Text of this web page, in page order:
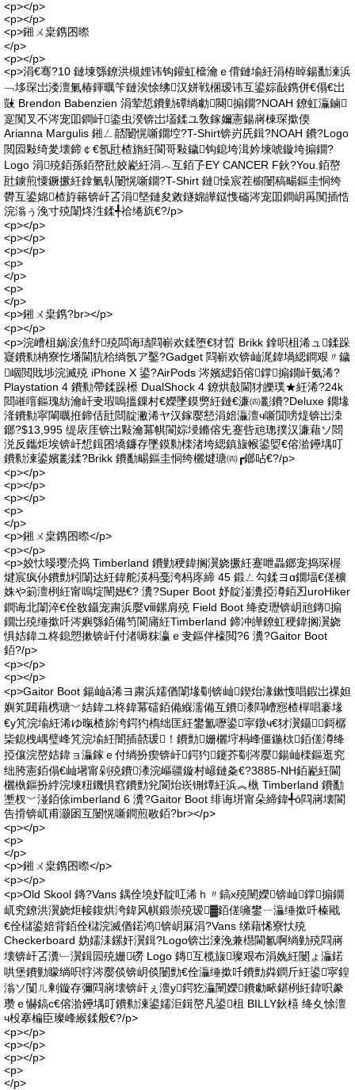
<p></p>
<p></p>
<p>鎺ㄨ枽鎸囨暩
</p>
<p></p>
<p>涓€骞?10 鏈堜綔鐐洪槻娌讳钩鑵虹檶瀹ｅ偝鏈堬紝涓栫晫鍚勫湅浜
﹁垑琛岀溇澶氭椿鍕曞笇鏈涘悇绋汉姘戦棞瑷讳互鍙婃敮鎸併€傝€岀
敱 Brendon Babenzien 涓荤悊鐨勭磹绱勮闋搧鐗?NOAH 鐐虹灜鏀
寔闃叉不涔宠吅鐧屽鍌虫湀锛岀壒鍒ユ敎鎵嬭憲鍚嶈棟琛撳偄
Arianna Margulis 鎺ㄥ嚭闄愰噺鐗埪?T-Shirt锛岃兏鍓?NOAH 鐨?Logo
閲囩敤绮夎壊鍗￠€氬瓧楂旓紝閬哥敤鐬钩鎴垮湒妗堜唬鏇垮搧鐗?
Logo 涓殑銆孫銆嶅瓧姣嶏紝涓︿互銆孒EY CANCER F鈥?You.銆嶅
瓧鐪煎憟鐝撅紝鎿氭倝闄愰噺鐗?T-Shirt 鏈懆宸茬櫥闄稿畼鏂圭恫绔
欎互鍙婂楂斿簵锛屽叾涓墍鏈夋敹鐩婂皣鎹愯磮涔宠吅鐧岄爯闃插悎
浣滃ぅ浼寸殑闈炵泩鍒╃祫绻斻€?/p>
<p></p>
<p></p>
<p></p>
<p>
</p>
<p>
</p>
<p>鎺ㄨ枽鎸?br></p>
<p></p>
<p>浣嶆柤娲涙潐纾殑闆诲瓙閰嶄欢鍒堕€犲晢 Brikk 鎿呮柤浠ュ鍒跺
寲鐨勬柟寮忔墦閫犺秴绱氬ア鑿?Gadget 閰嶄欢锛屾浘鍏堝緦鐧艰〃鐬
崓閲戝埗浣滅殑 iPhone X 鍙?AirPods 涔嬪緦銆傛鐣搧鐗屽氨浠?
Playstation 4 鐨勬帶鍒跺櫒 DualShock 4 鐐烘敼閫犲皪璞★紝浠?24k
閸嶉噾鏂瑰紡瀹屽叏瑕嗚搵鏁村€嬫墜鏌勶紝鏈€濂㈣彲鐨?Deluxe 鐗堟
湰鐨勬寜閳曞拰鍗佸瓧閸靛潎浠ヤ汉鎵嬮懖涓婄灜澶ч噺閴嗙煶锛岀洓
鎯?$13,995 缇庡厓锛岀敤瀹冪帺閬婃埐鏅傛兂蹇呰兘璁撲汉濂藉ソ閸
涚反鑴炬埃锛屽惁鍓囨墧鐮存墜鏌勬檪渚垮緦鎮旇帿鍙娿€傛湁鑸堣叮
鐨勬湅鍙嬪彲鍒?Brikk 鐨勫畼鏂圭恫绔欐煡瑭㈣┏鎯呫€?/p>
<p></p>
<p></p>
<p></p>
<p>
</p>
<p>鎺ㄨ枽鎸囨暩</p>
<p></p>
<p>姣忕暥璎涜捣 Timberland 鐨勭稉鍏搁瀷娆撅紝蹇呭畾鎯宠捣琛楃
煡宸疯仦鐨勯粌闈达紝鍏舵渶杩戞洿杩庝締 45 鍛ㄥ勾鍒ヨɑ鐗堛€傞櫎
姝や箣澶栵紝甯嗚埞闉嬨€? 瀵?Super Boot 妤靛湴瀵掗澊銆丒uroHiker
鐧诲北闈淬€佺敋鑷宠粛浜嬮ⅷ鏍肩殑 Field Boot 绛夌瓑锛岄兘鏄搧
鐗岀殑缍撳吀涔嬩綔銆備笉閬庯紝Timberland 鍗冲皣鐐虹稉鍏搁瀷娆
惧姞鍏ユ柊鎴愬摗锛屽付渚嗕粖瀛ｅ叏鏂伴檺閲?6 瀵?Gaitor Boot
銆?/p>
<p></p>
<p></p>
<p>Gaitor Boot 鍚屾ǎ浠ヨ粛浜嬬偤闈堟劅锛屾鍥炲湪鏉愯唱鍜岀祼妲
嬩笂閮藉槜瑭﹀姞鍏ユ柊鍏冪礌銆備緥濡備互鐨潻閰嶆惌楂樿唱褰堟
€у竼浣堬紝浠ゆ暣楂旀洿鍔犳槗绌匡紝鐢氳嚦鍙寜鐓ч€犲瀷鑷鎶樼
枈鎴栧嵎璧峰竼浣堬紝闇插嚭瑗！鐨勯姗欐垨杩峰僵鍦栨銆傞澊绛
掗儴浣嶅姞鍏ョ灜鎵ｅ付绱扮瘈锛屽鍔犳鑳芥劅涔嬮鍚屾檪鏂逛究
绌胯憲銆傝€屾墸甯剁殑鐨潻浣嶇疆鏇村嵃鏈夈€?3885-NH銆嶏紝閫
欐槸鏂扮綍浣堜粈鐖惧窞鐨勯兊閬炲崁铏燂紝浜︽槸 Timberland 鐨勫
壍杈﹀湴銆俆imberland 6 瀵?Gaitor Boot 绯诲垪甯朵締鍏╃ó閰嶈壊閬
告搰锛屼甫灏囦互闄愰噺鐧煎敭銆?br></p>
<p></p>
<p>
</p>
<p>鎺ㄨ枽鎸囨暩</p>
<p></p>
<p>Old Skool 鏄?Vans 鍝佺墝妤靛叿浠ｈ〃鎬х殑闉嬫锛屾鐣搧鐗
屼究鐐洪瀷娆炬帹鍑烘洿鍏风帺鍛崇殑瑷▓銆傞噰鐢ㄧ灜缍撳吀榛戙
€佺櫧鍙婄背銆佺櫧浣滅偤鍩鸿锛岄厤涓?Vans 绨藉悕寮忕殑
Checkerboard 妫嬬洡鏍奸瀷鍓?Logo锛岀湅浼兼櫘閫氱啊绱勭殑閰嶈
壊锛屽叾瀵﹂瀷鍓囩殑姗磱 Logo 鏄互榄旇璨艰布涓婏紝闄ょ灜鍩
哄堡鐨勭矇绱呮牸涔嬮倓锛岄倓闄勯€佺灜缍撳吀鐨勯粦鐧斤紝鍙寜鍠
滃ソ闅ㄦ剰鏇存彌閰嶈壊锛屽ぇ澶у鍔犵灜闉嬫鐨勮畩鍖栵紝鍏呮豢
瓒ｅ懗鎬с€傛湁鑸堣叮鐨勬湅鍙嬬洰鍓嶅凡鍙柤 BILLY鈥橲 绛夊悇澶
ч杸搴楄臣璨峰緱鍒般€?/p>
<p></p>
<p></p>
<p></p>
<p>
</p>